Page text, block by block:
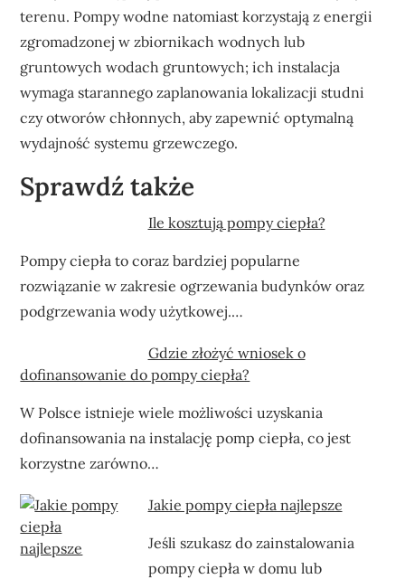
terenu. Pompy wodne natomiast korzystają z energii
zgromadzonej w zbiornikach wodnych lub
gruntowych wodach gruntowych; ich instalacja
wymaga starannego zaplanowania lokalizacji studni
czy otworów chłonnych, aby zapewnić optymalną
wydajność systemu grzewczego.
Sprawdź także
Ile kosztują pompy ciepła?
Pompy ciepła to coraz bardziej popularne
rozwiązanie w zakresie ogrzewania budynków oraz
podgrzewania wody użytkowej.…
Gdzie złożyć wniosek o
dofinansowanie do pompy ciepła?
W Polsce istnieje wiele możliwości uzyskania
dofinansowania na instalację pomp ciepła, co jest
korzystne zarówno…
Jakie pompy ciepła najlepsze
Jeśli szukasz do zainstalowania
pompy ciepła w domu lub